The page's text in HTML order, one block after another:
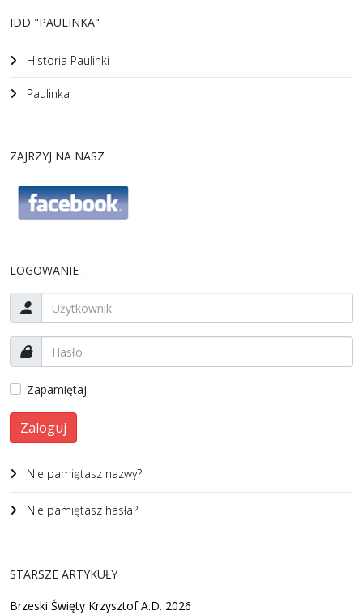
IDD "PAULINKA"
Historia Paulinki
Paulinka
ZAJRZYJ NA NASZ
LOGOWANIE :
Zapamiętaj
Zaloguj
Nie pamiętasz nazwy?
Nie pamiętasz hasła?
STARSZE ARTYKUŁY
Brzeski Święty Krzysztof A.D. 2026